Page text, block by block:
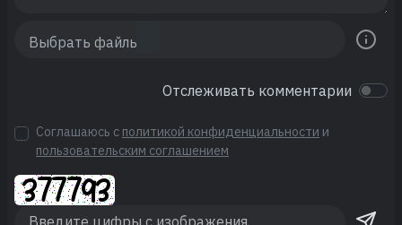
Отслеживать комментарии
Соглашаюсь с политикой конфиденциальности и
пользовательским соглашением